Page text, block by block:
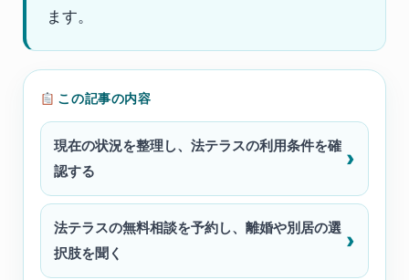
ます。
この記事の内容
現在の状況を整理し、法テラスの利用条件を確
認する
法テラスの無料相談を予約し、離婚や別居の選
択肢を聞く